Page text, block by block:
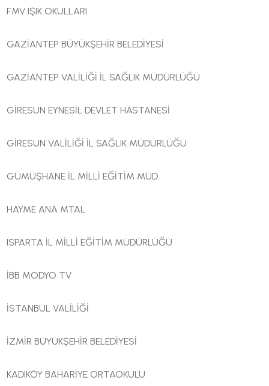
FMV IŞIK OKULLARI
GAZİANTEP BÜYÜKŞEHİR BELEDİYESİ
GAZİANTEP VALİLİĞİ İL SAĞLIK MÜDÜRLÜĞÜ
GİRESUN EYNESİL DEVLET HASTANESİ
GİRESUN VALİLİĞİ İL SAĞLIK MÜDÜRLÜĞÜ
GÜMÜŞHANE İL MİLLİ EĞİTİM MÜD.
HAYME ANA MTAL
ISPARTA İL MİLLİ EĞİTİM MÜDÜRLÜĞÜ
İBB MODYO TV
İSTANBUL VALİLİĞİ
İZMİR BÜYÜKŞEHİR BELEDİYESİ
KADIKÖY BAHARİYE ORTAOKULU